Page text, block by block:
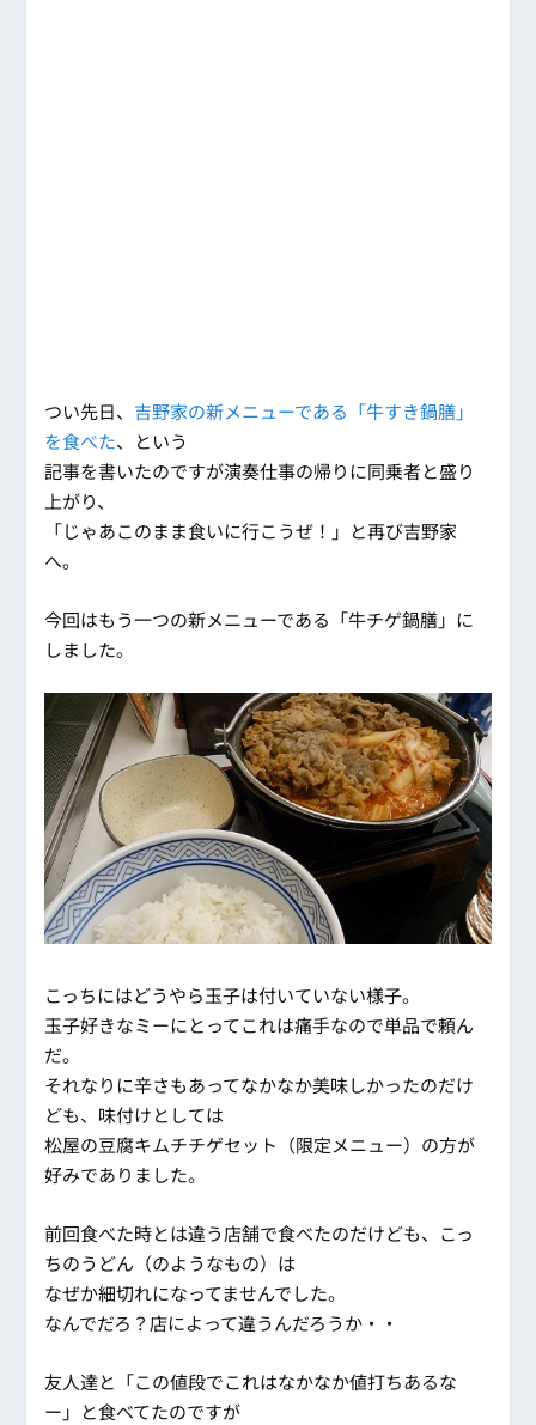
つい先日、 吉野家の新メニューである「牛すき鍋膳」
を食べた、という
記事を書いたのですが演奏仕事の帰りに同乗者と盛り
上がり、
「じゃあこのまま食いに行こうぜ！」と再び吉野家
へ。
今回はもう一つの新メニューである「牛チゲ鍋膳」に
しました。
こっちにはどうやら玉子は付いていない様子。
玉子好きなミーにとってこれは痛手なので単品で頼ん
だ。
それなりに辛さもあってなかなか美味しかったのだけ
ども、味付けとしては
松屋の豆腐キムチチゲセット（限定メニュー）の方が
好みでありました。
前回食べた時とは違う店舗で食べたのだけども、こっ
ちのうどん（のようなもの）は
なぜか細切れになってませんでした。
なんでだろ？店によって違うんだろうか・・
友人達と「この値段でこれはなかなか値打ちあるな
ー」と食べてたのですが